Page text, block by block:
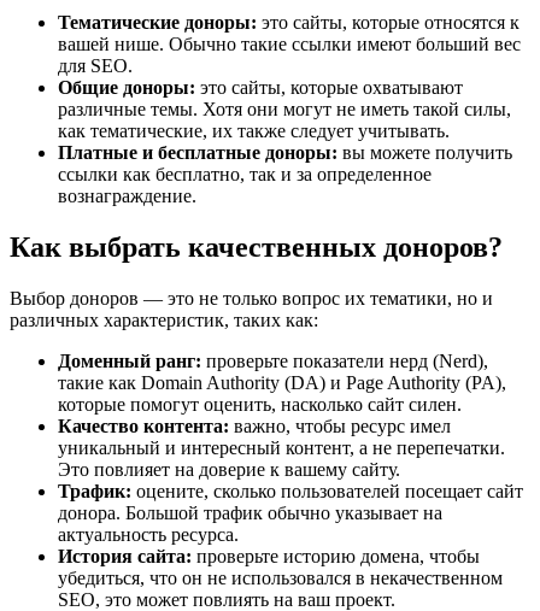
Тематические доноры: это сайты, которые относятся к
вашей нише. Обычно такие ссылки имеют больший вес
для SEO.
Общие доноры: это сайты, которые охватывают
различные темы. Хотя они могут не иметь такой силы,
как тематические, их также следует учитывать.
Платные и бесплатные доноры: вы можете получить
ссылки как бесплатно, так и за определенное
вознаграждение.
Как выбрать качественных доноров?
Выбор доноров — это не только вопрос их тематики, но и
различных характеристик, таких как:
Доменный ранг: проверьте показатели нерд (Nerd),
такие как Domain Authority (DA) и Page Authority (PA),
которые помогут оценить, насколько сайт силен.
Качество контента: важно, чтобы ресурс имел
уникальный и интересный контент, а не перепечатки.
Это повлияет на доверие к вашему сайту.
Трафик: оцените, сколько пользователей посещает сайт
донора. Большой трафик обычно указывает на
актуальность ресурса.
История сайта: проверьте историю домена, чтобы
убедиться, что он не использовался в некачественном
SEO, это может повлиять на ваш проект.